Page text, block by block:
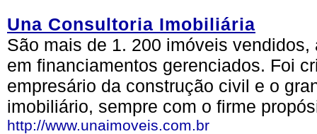
Una Consultoria Imobiliária
São mais de 1. 200 imóveis
em financiamentos gerenciados. Foi
empresário da construção civil e o
imobiliário, sempre com o firme
http://www.unaimoveis.com.br